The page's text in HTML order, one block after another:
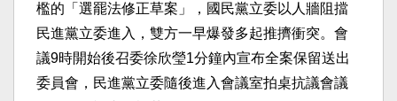
檻的「選罷法修正草案」，國民黨立委以人牆阻擋
民進黨立委進入，雙方一早爆發多起推擠衝突。會
議9時開始後召委徐欣瑩1分鐘內宣布全案保留送出
委員會，民進黨立委隨後進入會議室拍桌抗議會議